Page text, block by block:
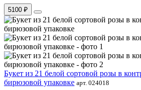
5100 ₽
Букет из 21 белой сортовой розы в
бирюзовой упаковке арт. 024018